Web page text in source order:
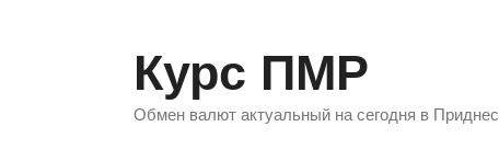
Курс ПМР
Обмен валют актуальный на сегодня в